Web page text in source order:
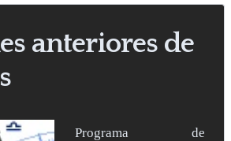
anteriores de
Programa de